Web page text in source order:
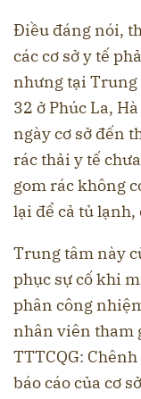
Điều đáng nói,
các cơ sở y tế
nhưng tại Trung
32 ở Phúc La,
ngày cơ sở đến
rác thải y tế
gom rác không
lại để cả tủ
Trung tâm này
phục sự cố khi
phân công
nhân viên tham
TTTCQG:
báo cáo của cơ